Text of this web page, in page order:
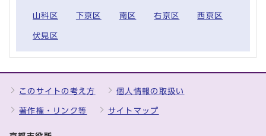
山科区 下京区 南区 右京区 西京区
伏見区
このサイトの考え方 個人情報の取扱い
著作権・リンク等 サイトマップ